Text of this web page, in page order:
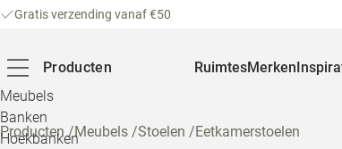
Gratis verzending vanaf €50
Producten
Meubels
Banken
Hoekbanken
RuimtesMerken
Producten/Meubels /Stoelen /Eetkamerstoelen